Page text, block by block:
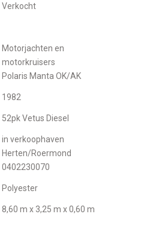
Verkocht
Motorjachten en
motorkruisers
Polaris Manta OK/AK
1982
52pk Vetus Diesel
in verkoophaven
Herten/Roermond
0402230070
Polyester
8,60 m x 3,25 m x 0,60 m